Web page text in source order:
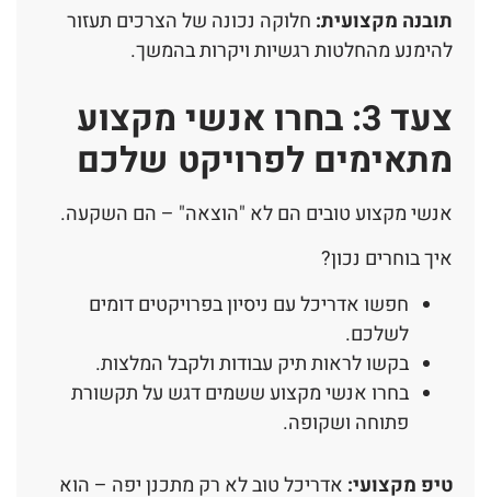
תובנה מקצועית: חלוקה נכונה של הצרכים תעזור
להימנע מהחלטות רגשיות ויקרות בהמשך.
צעד 3: בחרו אנשי מקצוע
מתאימים לפרויקט שלכם
אנשי מקצוע טובים הם לא "הוצאה" – הם השקעה.
איך בוחרים נכון?
חפשו אדריכל עם ניסיון בפרויקטים דומים
לשלכם.
בקשו לראות תיק עבודות ולקבל המלצות.
בחרו אנשי מקצוע ששמים דגש על תקשורת
פתוחה ושקופה.
טיפ מקצועי: אדריכל טוב לא רק מתכנן יפה – הוא